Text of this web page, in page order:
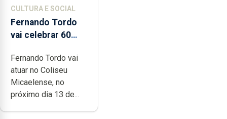
CULTURA E SOCIAL
Fernando Tordo
vai celebrar 60
no Coliseu
Micaelense
Fernando Tordo vai
atuar no Coliseu
Micaelense, no
próximo dia 13 de...